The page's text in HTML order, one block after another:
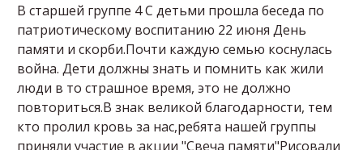
В старшей группе 4 С детьми прошла беседа по
патриотическому воспитанию 22 июня День
памяти и скорби.Почти каждую семью коснулась
война. Дети должны знать и помнить как жили
люди в то страшное время, это не должно
повториться.В знак великой благодарности, тем
кто пролил кровь за нас,ребята нашей группы
приняли участие в акции "Свеча памяти"Рисовали